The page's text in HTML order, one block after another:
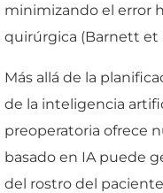
minimizando el error
quirúrgica (Barnett et
Más allá de la
de la inteligencia
preoperatoria ofrece
basado en IA puede
del rostro del